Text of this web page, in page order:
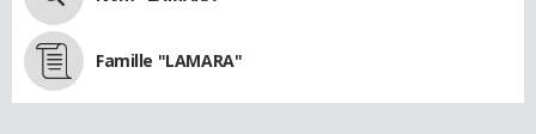
Famille "LAMARA"